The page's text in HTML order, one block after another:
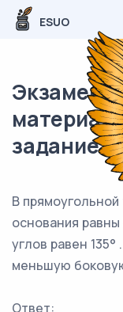
ESUO
материал
задание /
В
основания
углов равен 135°
меньшую
Ответ: